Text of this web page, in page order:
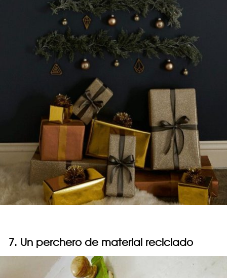
7. Un perchero de material reciclado